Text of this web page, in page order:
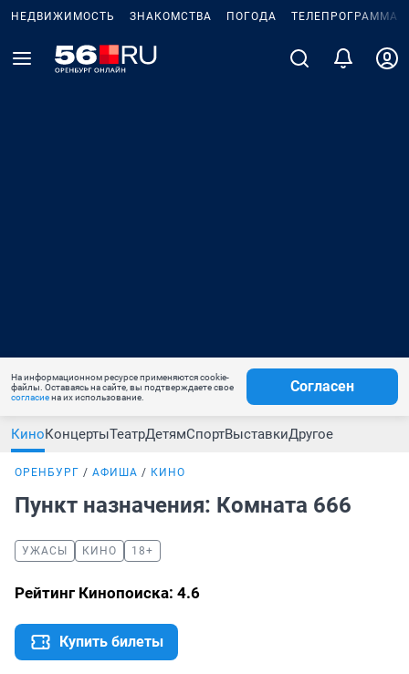
НЕДВИЖИМОСТЬ ЗНАКОМСТВА ПОГОДА ТЕЛЕПРОГРАММА
На информационном ресурсе применяются cookie-
файлы. Оставаясь на сайте, вы подтверждаете свое
согласиена их использование.
Согласен
КиноКонцертыТеатрДетямСпортВыставкиДругое
ОРЕНБУРГ АФИША КИНО
Пункт назначения: Комната 666
УЖАСЫ КИНО 18+
Рейтинг Кинопоиска: 4.6
Купить билеты